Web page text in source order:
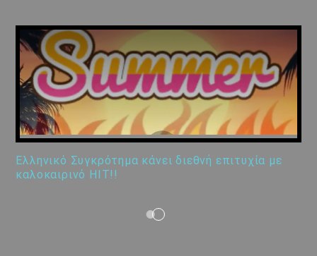
Ελληνικό Συγκρότημα κάνει διεθνή επιτυχία με
καλοκαιρινό HIT!!